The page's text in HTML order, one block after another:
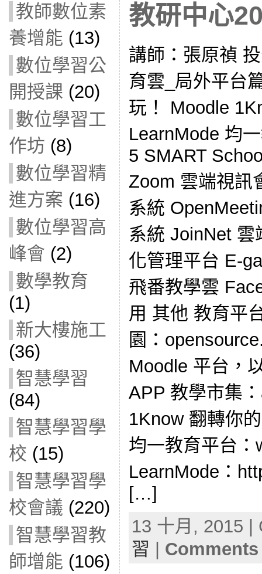
教師數位素
養增能 (13)
數位學習公
開授課 (20)
數位學習工
作坊 (8)
數位學習精
進方案 (16)
數位學習高
峰會 (2)
數學教育
(1)
新大樓施工
(36)
智慧學習
(84)
智慧學習學
校 (15)
智慧學習學
校會議 (220)
智慧學習教
師增能 (106)
教研中心
講師：張原禎
育雲_局外平台
玩！ Moodle
LearnMode 均
5 SMART
Zoom 雲端視訊
系統
系統 JoinNet
化管理平台 E-
飛番教學雲
用 其他 教育平
園：
Moodle 平台，
APP 教學市集
1Know 翻轉你
均一教育平台：
LearnMode：
[…]
13 十月, 2015
習